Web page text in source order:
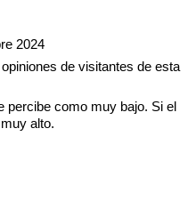
2024
de visitantes de esta
percibe como muy bajo. Si el
alto.